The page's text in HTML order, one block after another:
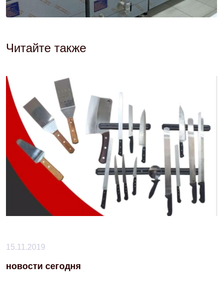
Читайте также
15.11.2019
новости сегодня